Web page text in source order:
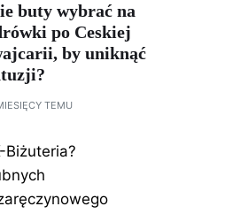
buty wybrać na
po Ceskiej
by uniknąć
TEMU
Biżuteria?